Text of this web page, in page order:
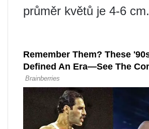
průměr květů je 4-6 cm.